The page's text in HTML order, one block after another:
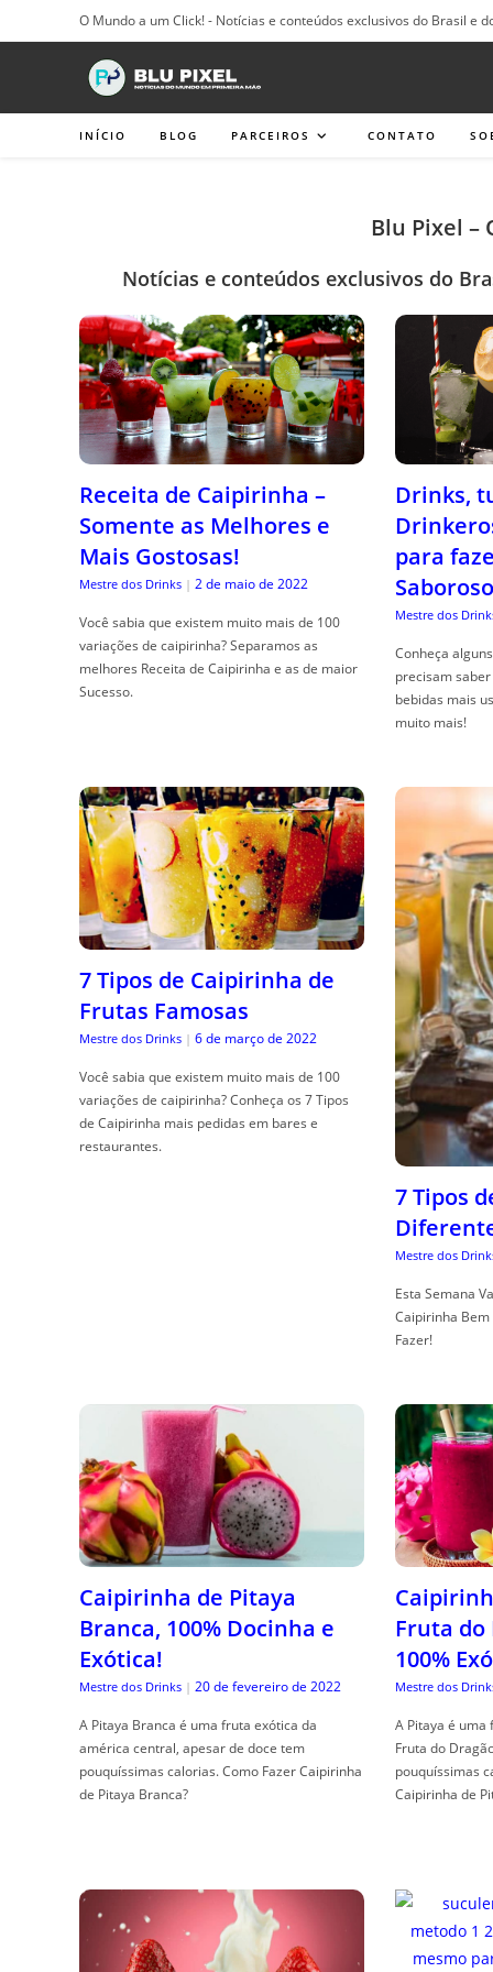
para
O Mundo a um Click! - Notícias e conteúdos exclusivos do Brasil e
INÍCIO BLOG PARCEIROS CONTATO
Blu Pixel –
Notícias e conteúdos exclusivos do
Receita de Caipirinha –
Somente as Melhores e
Mais Gostosas!
Mestre dos Drinks | 2 de maio de 2022
Você sabia que existem muito mais de 100
variações de caipirinha? Separamos as
melhores Receita de Caipirinha e as de maior
Sucesso.
Drinks,
para
Mestre dos
Conheça
precisam
bebidas mais
muito mais!
7 Tipos de Caipirinha de
Frutas Famosas
Mestre dos Drinks | 6 de março de 2022
Você sabia que existem muito mais de 100
variações de caipirinha? Conheça os 7 Tipos
de Caipirinha mais pedidas em bares e
restaurantes.
7 Tipos
Mestre dos
Esta Semana
Caipirinha
Fazer!
Caipirinha de Pitaya
Branca, 100% Docinha e
Exótica!
Mestre dos Drinks | 20 de fevereiro de 2022
A Pitaya Branca é uma fruta exótica da
américa central, apesar de doce tem
pouquíssimas calorias. Como Fazer Caipirinha
de Pitaya Branca?
Fruta do
100%
Mestre dos
A Pitaya é uma
Fruta do
pouquíssimas
Caipirinha de